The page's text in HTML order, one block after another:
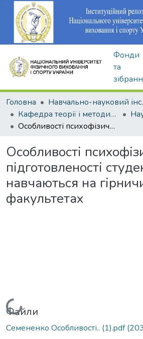
Фонди
та
Головна
Навчально-
Кафедра теорії і методики фізичного виховання
Особливості психофізичної підготовленості студентів, які навчаються на гірничих факультетах
Особливості
підготовленості
навчаються на
факультетах
Вантажиться...
Файли
Семененко Особливості.. (1).pdf